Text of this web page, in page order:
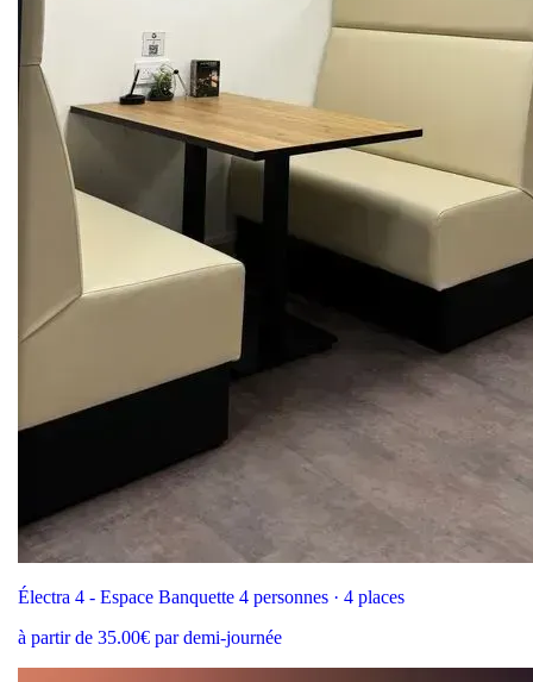
Électra 4 - Espace Banquette 4 personnes · 4 places
à partir de 35.00€ par demi-journée